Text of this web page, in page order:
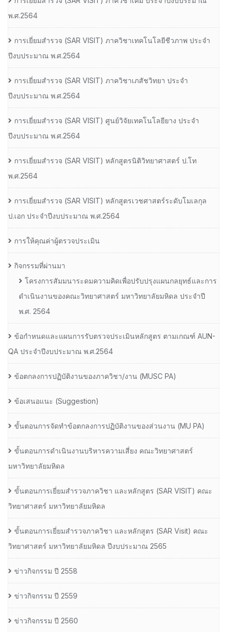
พ.ศ.2564
การเยี่ยมสํารวจ (SAR VISIT) ภาควิชาเทคโนโลยีชีวภาพ ประจํา
ปีงบประมาณ พ.ศ.2564
การเยี่ยมสํารวจ (SAR VISIT) ภาควิชาเภสัชวิทยา ประจํา
ปีงบประมาณ พ.ศ.2564
การเยี่ยมสํารวจ (SAR VISIT) ศูนย์วิจัยเทคโนโลยียาง ประจํา
ปีงบประมาณ พ.ศ.2564
การเยี่ยมสํารวจ (SAR VISIT) หลักสูตรนิติวิทยาศาสตร์ ป.โท
พ.ศ.2564
การเยี่ยมสํารวจ (SAR VISIT) หลักสูตรเวชศาสตร์ระดับโมเลกุล
ป.เอก ประจําปีงบประมาณ พ.ศ.2564
การให้คุณค่าผู้ตรวจประเมิน
กิจกรรมที่ผ่านมา
โครงการสัมมนาระดมความคิดเพื่อปรับปรุงแผนกลยุทธ์และการ
ดำเนินงานของคณะวิทยาศาสตร์ มหาวิทยาลัยมหิดล ประจำปี
พ.ศ. 2564
ข้อกำหนดและแผนการรับตรวจประเมินหลักสูตร ตามเกณฑ์ AUN-
QA ประจำปีงบประมาณ พ.ศ.2564
ข้อตกลงการปฏิบัติงานของภาควิชา/งาน (MUSC PA)
ข้อเสนอแนะ (Suggestion)
ขั้นตอนการจัดทำข้อตกลงการปฏิบัติงานของส่วนงาน (MU PA)
ขั้นตอนการดำเนินงานบริหารความเสี่ยง คณะวิทยาศาสตร์
มหาวิทยาลัยมหิดล
ขั้นตอนการเยี่ยมสำรวจภาควิชา และหลักสูตร (SAR VISIT) คณะ
วิทยาศาสตร์ มหาวิทยาลัยมหิดล
ขั้นตอนการเยี่ยมสำรวจภาควิชา และหลักสูตร (SAR Visit) คณะ
วิทยาศาสตร์ มหาวิทยาลัยมหิดล ปีงบประมาณ 2565
ข่าวกิจกรรม ปี 2558
ข่าวกิจกรรม ปี 2559
ข่าวกิจกรรม ปี 2560